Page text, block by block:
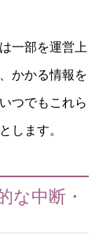
一部を運営上
かかる情報を
つでもこれら
します。
な中断・